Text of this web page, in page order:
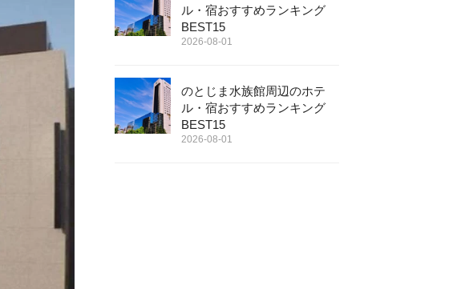
ル・宿おすすめランキング
BEST15
2026-08-01
のとじま水族館周辺のホテ
ル・宿おすすめランキング
BEST15
2026-08-01